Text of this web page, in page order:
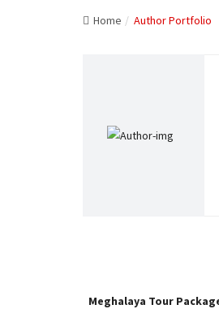
Home Author Portfolio
Meghalaya Tour Package